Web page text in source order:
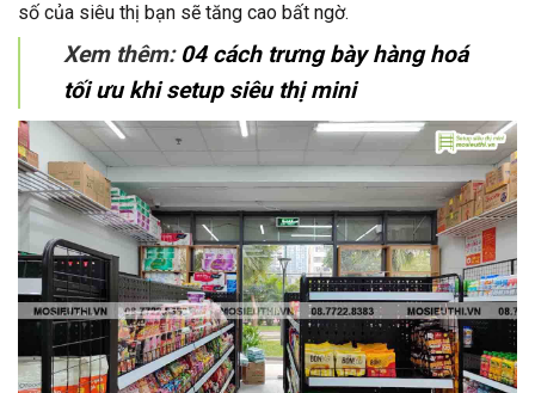
số của siêu thị bạn sẽ tăng cao bất ngờ.
Xem thêm: 04 cách trưng bày hàng hoá
tối ưu khi setup siêu thị mini